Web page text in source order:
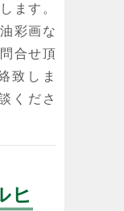
ます。
彩画な
合せ頂
致しま
くださ
ヒ